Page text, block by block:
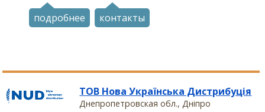
подробнее контакты
ТОВ Нова Українська Дистрибуція
Днепропетровская обл., Дніпро